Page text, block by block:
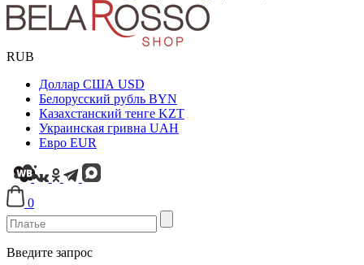
RUB
Доллар США USD
Белорусский рубль BYN
Казахстанский тенге KZT
Украинская гривна UAH
Евро EUR
0
Введите запрос